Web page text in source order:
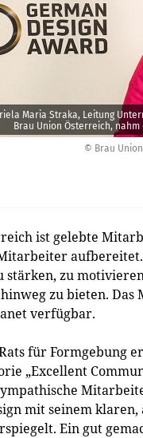
© Brau
Maria Straka, Leitung
Brau Union Österreich,
ist gelebte
aufbereitet.
zu
zu bieten. Das
verfügbar.
für Formgebung
„Excellent
mit seinem
Ein gut